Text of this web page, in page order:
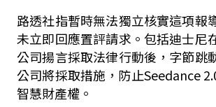
路透社指暫時無法獨立核實這項報
未立即回應置評請求。包括迪士尼
公司揚言採取法律行動後，字節跳
公司將採取措施，防止Seedance
智慧財產權。